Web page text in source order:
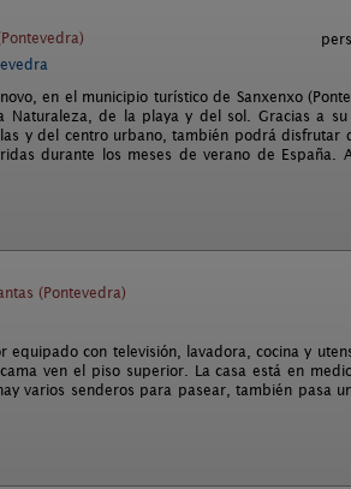
en el municipio turístico de Sanxenxo
de la playa y del sol. Gracias a su
y del centro urbano, también podrá disfrutar
durante los meses de verano de España.
(Pontevedra)
con televisión, lavadora, cocina y
ven el piso superior. La casa está en
varios senderos para pasear, también pasa